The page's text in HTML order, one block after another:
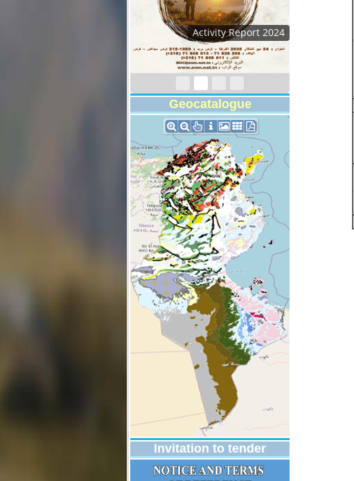
Activity Report 2024
Geocatalogue
Invitation to tender